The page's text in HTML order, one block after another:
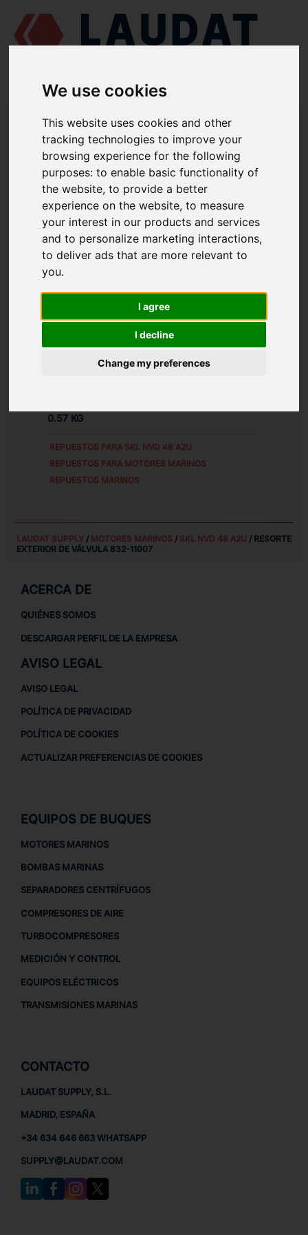
We use cookies
This website uses cookies and other
tracking technologies to improve your
browsing experience for the following
purposes:to enable basic functionality of
the website,to provide a better
experience on the website,to measure
your interest in our products and services
and to personalize marketing interactions,
to deliver ads that are more relevant to
you.
I agree
I decline
Change my preferences
LAUDAT SUPPLY/ MOTORES MARINOS SKL NVD 48 A2U
EXTERIOR DE VÁLVULA 832-11007
LAUDAT SUPPLY
NVD 48 A2U
CATEGORIA DE CONJUNTO DE CULATA
RESORTE EXTERIOR DE VÁLVULA
NÚMERO DE PIEZA: 832-11007
REFERENCIAS DE PIEZA ALTERNATIVAS:
83211007
0.57 KG
REPUESTOS PARA SKL NVD 48 A2U
REPUESTOS PARA MOTORES MARINOS
REPUESTOS MARINOS
LAUDAT SUPPLY/ MOTORES MARINOS / SKL NVD 48 A2U / RESORTE
EXTERIOR DE VÁLVULA 832-11007
ACERCA DE
QUIÉNES SOMOS
DESCARGAR PERFIL DE LA EMPRESA
AVISO LEGAL
AVISO LEGAL
POLÍTICA DE PRIVACIDAD
POLÍTICA DE COOKIES
ACTUALIZAR PREFERENCIAS DE COOKIES
EQUIPOS DE BUQUES
MOTORES MARINOS
BOMBAS MARINAS
SEPARADORES CENTRÍFUGOS
COMPRESORES DE AIRE
TURBOCOMPRESORES
MEDICIÓN Y CONTROL
EQUIPOS ELÉCTRICOS
TRANSMISIONES MARINAS
CONTACTO
LAUDAT SUPPLY, S.L.
MADRID, ESPAÑA
+34 634 646 663 WHATSAPP
SUPPLY@LAUDAT.COM